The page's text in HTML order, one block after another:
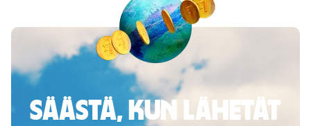
Säästä, kun lähetät